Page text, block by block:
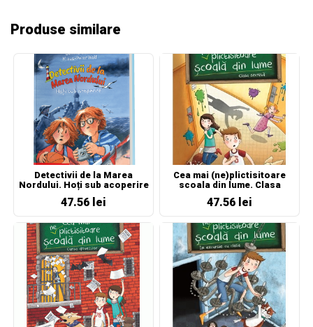
Produse similare
Detectivii de la Marea
Nordului. Hoți sub acoperire
47.56 lei
Cea mai (ne)plictisitoare
scoala din lume. Clasa
47.56 lei